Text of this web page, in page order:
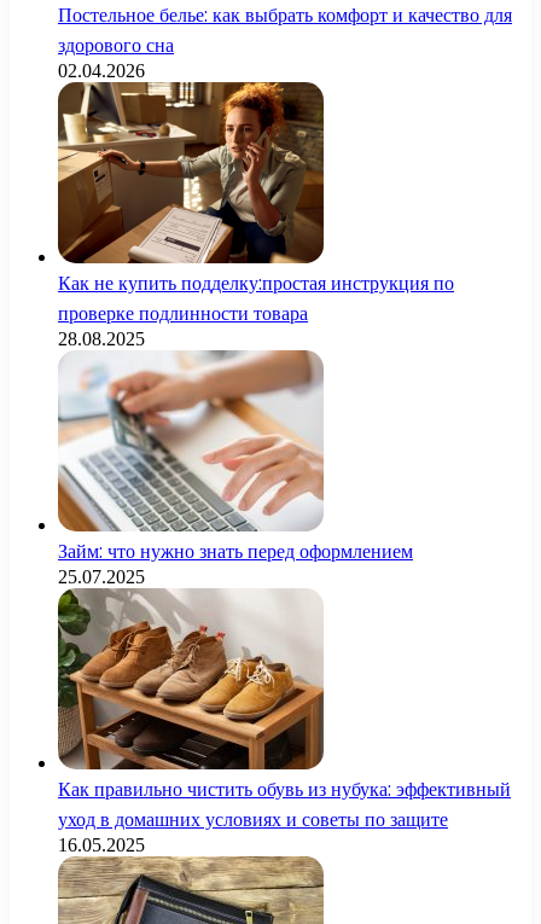
Постельное белье: как выбрать комфорт и качество для
здорового сна
02.04.2026
Как не купить подделку:простая инструкция по
проверке подлинности товара
28.08.2025
Займ: что нужно знать перед оформлением
25.07.2025
Как правильно чистить обувь из нубука: эффективный
уход в домашних условиях и советы по защите
16.05.2025